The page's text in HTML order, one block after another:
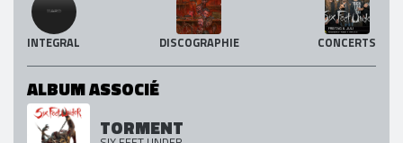
INTEGRAL DISCOGRAPHIE CONCERTS
ALBUM ASSOCIÉ
TORMENT